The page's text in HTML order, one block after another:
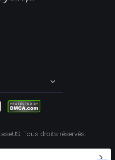
 
Tous droits réservés.
